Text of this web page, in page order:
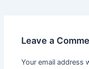
Leave a
Your email address